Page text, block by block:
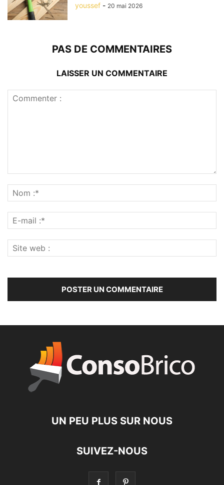
youssef - 20 mai 2026
PAS DE COMMENTAIRES
LAISSER UN COMMENTAIRE
UN PEU PLUS SUR NOUS
SUIVEZ-NOUS